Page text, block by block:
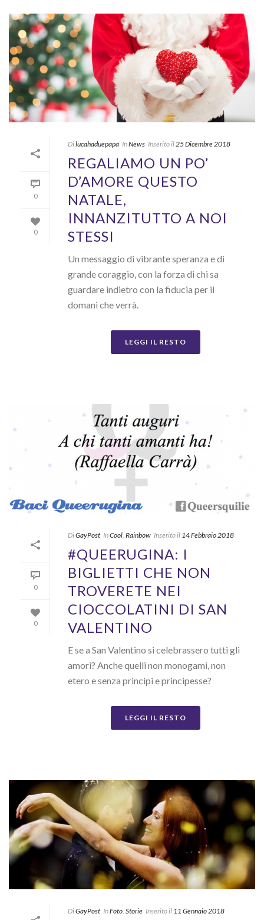
0
0
Dilucahaduepapa InNews Inserito il25 Dicembre 2018
REGALIAMO UN PO’
D’AMORE QUESTO
NATALE,
INNANZITUTTO A NOI
STESSI
Un messaggio di vibrante speranza e di
grande coraggio, con la forza di chi sa
guardare indietro con la fiducia per il
domani che verrà.
LEGGI IL RESTO
0
0
DiGayPost InCool, Rainbow Inserito il 14 Febbraio 2018
#QUEERUGINA: I
BIGLIETTI CHE NON
TROVERETE NEI
CIOCCOLATINI DI SAN
VALENTINO
E se a San Valentino si celebrassero tutti gli
amori? Anche quelli non monogami, non
etero e senza principi e principesse?
LEGGI IL RESTO
DiGayPost InFoto Storie Inserito il 11 Gennaio 2018